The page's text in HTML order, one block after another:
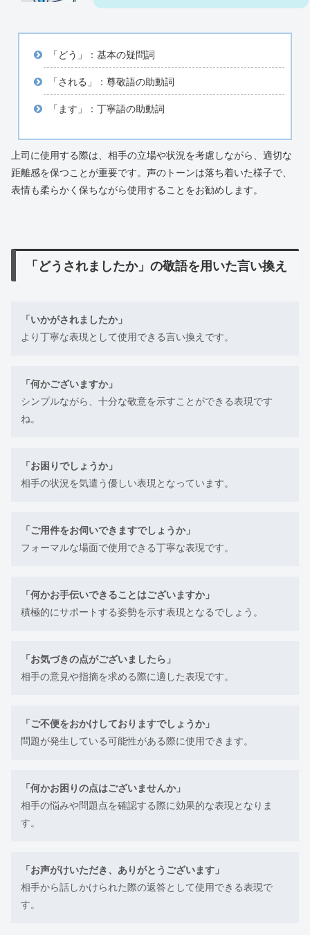
「どう」：基本の疑問詞
「される」：尊敬語の助動詞
「ます」：丁寧語の助動詞
上司に使用する際は、相手の立場や状況を考慮しながら、適切な
距離感を保つことが重要です。声のトーンは落ち着いた様子で、
表情も柔らかく保ちながら使用することをお勧めします。
「どうされましたか」の敬語を用いた言い換え
「いかがされましたか」
より丁寧な表現として使用できる言い換えです。
「何かございますか」
シンプルながら、十分な敬意を示すことができる表現です
ね。
「お困りでしょうか」
相手の状況を気遣う優しい表現となっています。
「ご用件をお伺いできますでしょうか」
フォーマルな場面で使用できる丁寧な表現です。
「何かお手伝いできることはございますか」
積極的にサポートする姿勢を示す表現となるでしょう。
「お気づきの点がございましたら」
相手の意見や指摘を求める際に適した表現です。
「ご不便をおかけしておりますでしょうか」
問題が発生している可能性がある際に使用できます。
「何かお困りの点はございませんか」
相手の悩みや問題点を確認する際に効果的な表現となりま
す。
「お声がけいただき、ありがとうございます」
相手から話しかけられた際の返答として使用できる表現で
す。